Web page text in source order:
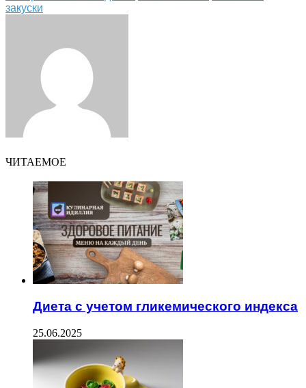
закуски
ЧИТАЕМОЕ
Диета с учетом гликемического индекса
25.06.2025